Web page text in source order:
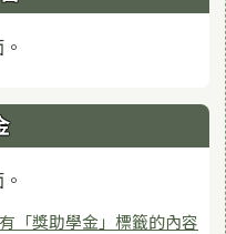
「獎助學金」標籤的內容